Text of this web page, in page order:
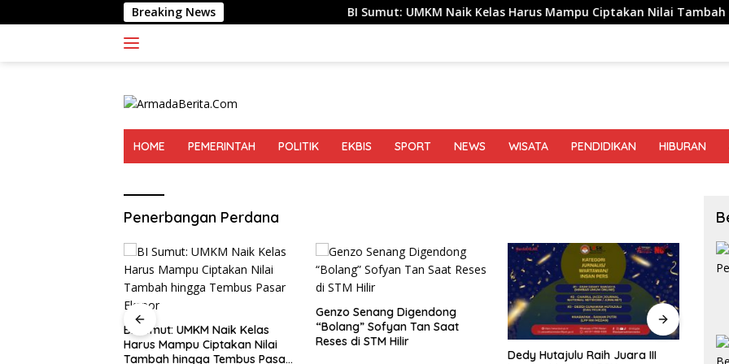
ke
Breaking News BI Sumut: UMKM Naik Kelas Harus Mampu Ciptakan Nilai Tambah hingga
HOME PEMERINTAH POLITIK EKBIS SPORT NEWS WISATA PENDIDIKAN HIBURAN
Penerbangan Perdana
Genzo Senang Digendong
“Bolang” Sofyan Tan Saat
Reses di STM Hilir
Bapas Kelas I Palangka Raya